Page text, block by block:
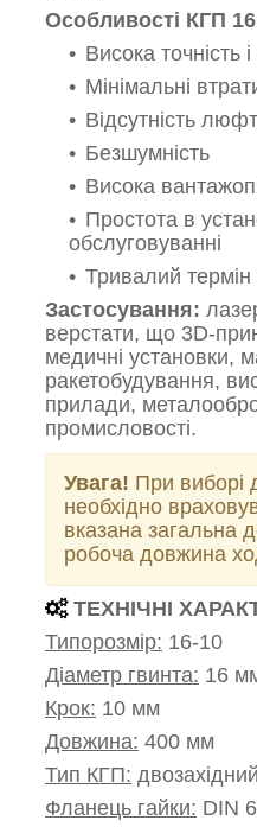
Особливості КГП
Висока точність
Мінімальні
Відсутність
Безшумність
Висока
Простота в
обслуговуванні
Тривалий
Застосування:
верстати, що 3D-
медичні установки,
ракетобудування,
прилади,
промисловості.
Увага! При виборі
необхідно
вказана загальна
робоча довжина
ТЕХНІЧНІ
Типорозмір: 16-10
Діаметр гвинта: 16
Крок: 10 мм
Довжина: 400 мм
Тип КГП: двозахідний
Фланець гайки: DIN